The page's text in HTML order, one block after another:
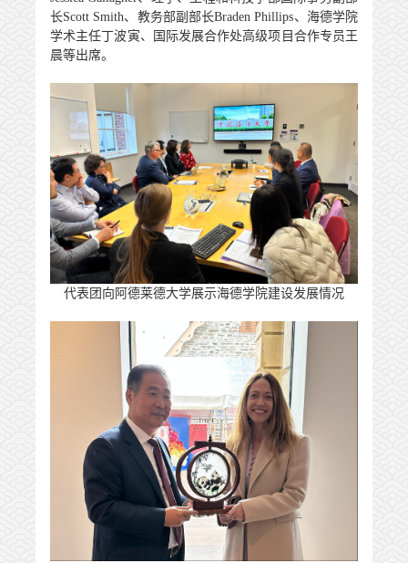
长Scott Smith、教务部副部长Braden Phillips、海德学院
学术主任丁波寅、国际发展合作处高级项目合作专员王
晨等出席。
代表团向阿德莱德大学展示海德学院建设发展情况